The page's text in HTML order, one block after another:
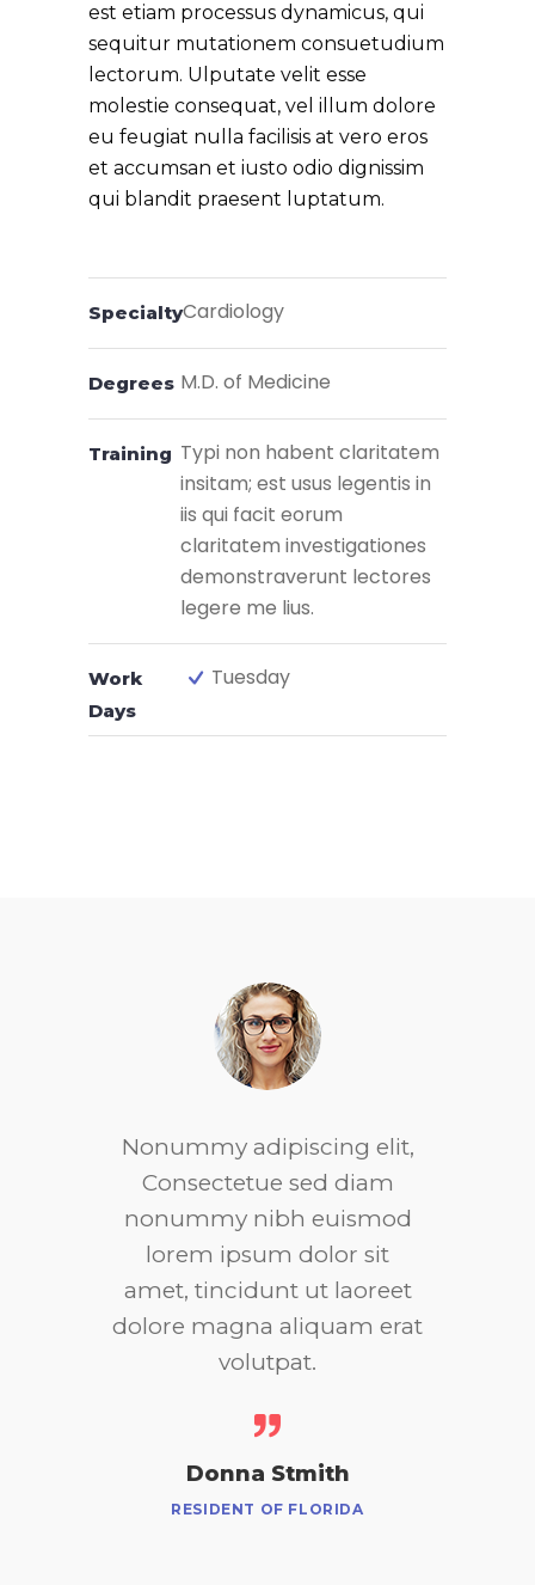
est etiam processus dynamicus, qui
sequitur mutationem consuetudium
lectorum. Ulputate velit esse
molestie consequat, vel illum dolore
eu feugiat nulla facilisis at vero eros
et accumsan et iusto odio dignissim
qui blandit praesent luptatum.
SpecialtyCardiology
Degrees M.D. of Medicine
Training Typi non habent claritatem
insitam; est usus legentis in
iis qui facit eorum
claritatem investigationes
demonstraverunt lectores
legere me lius.
Work
Days
Tuesday
adipiscing elit,
sed diam
nibh euismod
ipsum dolor sit
tincidunt ut laoreet
magna aliquam erat
OF FLORIDA